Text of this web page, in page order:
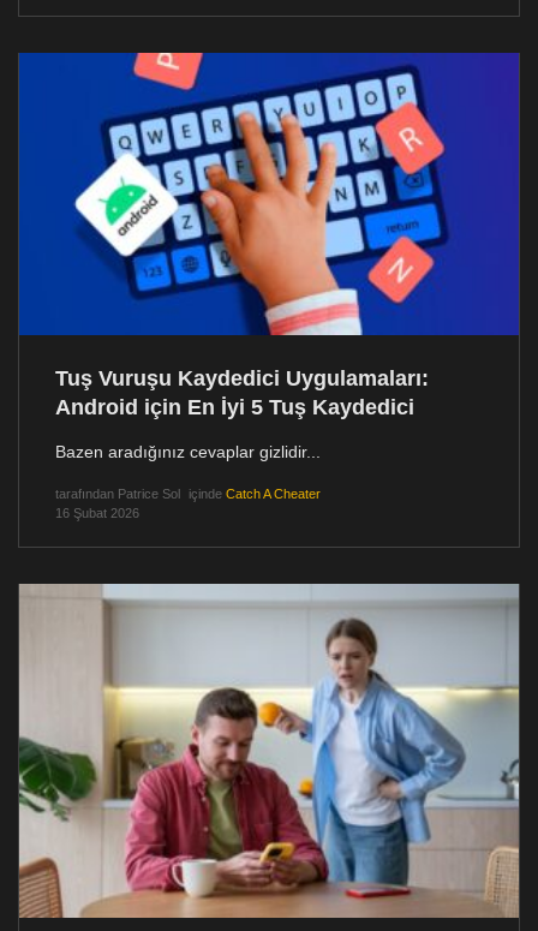
Tuş Vuruşu Kaydedici Uygulamaları:
Android için En İyi 5 Tuş Kaydedici
Bazen aradığınız cevaplar gizlidir...
tarafından Patrice Sol içinde Catch A Cheater
16 Şubat 2026